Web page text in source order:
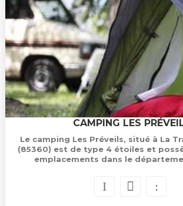
CAMPING LES
Le camping Les Préveils, situé à La
(85360) est de type 4 étoiles et
emplacements dans le